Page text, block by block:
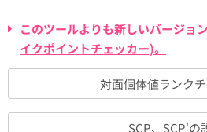
このツールよりも新しいバージョ
イクポイントチェッカー)。
対面個体値ランク
SCP、SCP'の